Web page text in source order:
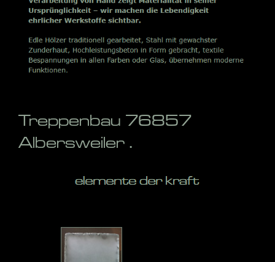
Treppenbau 76857
Albersweiler .